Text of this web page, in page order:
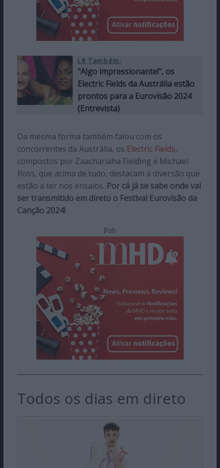
Lê Também:
"Algo impressionante!", os
Electric Fields da Austrália estão
prontos para a Eurovisão 2024
(Entrevista)
Da mesma forma também falou com os
concorrentes da Austrália, os Electric Fields,
compostos por Zaachariaha Fielding e Michael
Ross, que acima de tudo, destacam a diversão que
estão a ter nos ensaios. Por cá já se sabe onde vai
ser transmitido em direto o Festival Eurovisão da
Canção 2024!
Pub
Todos os dias em direto